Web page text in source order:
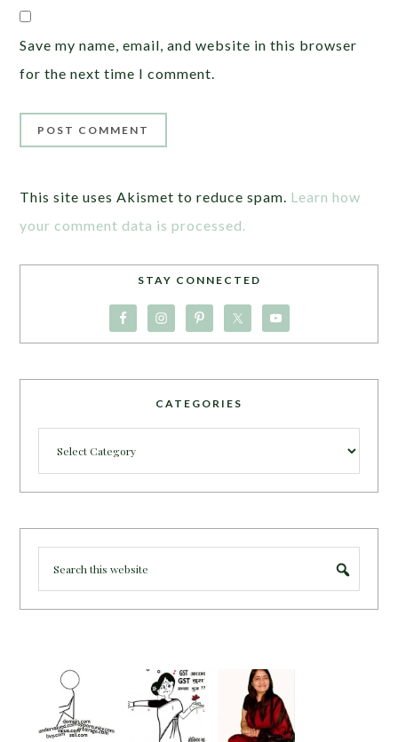
Save my name, email, and website in this browser
for the next time I comment.
This site uses Akismet to reduce spam. Learn how
your comment data is processed.
STAY CONNECTED
CATEGORIES